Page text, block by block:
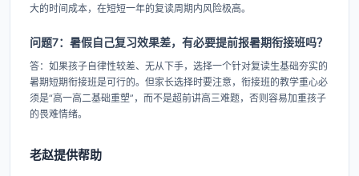
大的时间成本，在短短一年的复读周期内风险极高。
问题7：暑假自己复习效果差，有必要提前报暑期衔接班吗？
答：如果孩子自律性较差、无从下手，选择一个针对复读生基础夯实的
暑期短期衔接班是可行的。但家长选择时要注意，衔接班的教学重心必
须是“高一高二基础重塑”，而不是超前讲高三难题，否则容易加重孩子
的畏难情绪。
老赵提供帮助